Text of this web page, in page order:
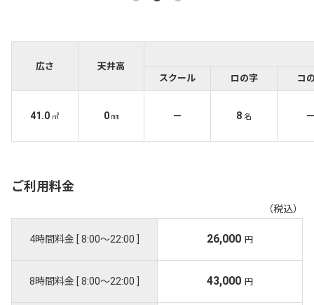
広さ
天井高
スクール
ロの字 コ
41.0 ㎡ 0 ㎜ － 8 名
ご利用料金
（税込）
4時間料金 [ 8:00〜22:00 ] 26,000 円
8時間料金 [ 8:00〜22:00 ] 43,000 円